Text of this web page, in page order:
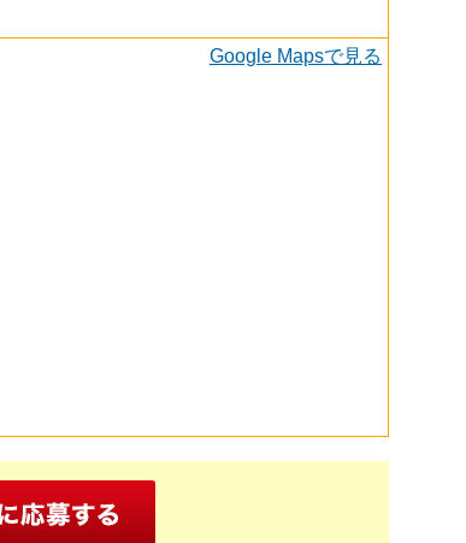
Google Mapsで見る